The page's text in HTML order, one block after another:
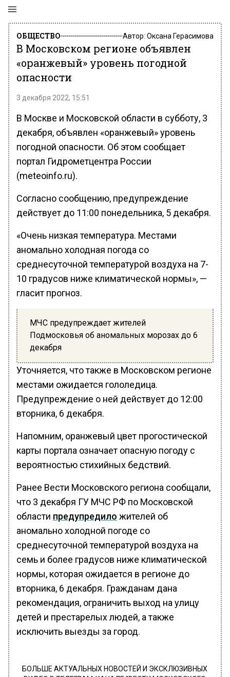
ОБЩЕСТВО Автор: Оксана Герасимова
В Московском регионе объявлен
«оранжевый» уровень погодной
опасности
3 декабря 2022, 15:51
В Москве и Московской области в субботу, 3
декабря, объявлен «оранжевый» уровень
погодной опасности. Об этом сообщает
портал Гидрометцентра России
(meteoinfo.ru).
Согласно сообщению, предупреждение
действует до 11:00 понедельника, 5 декабря.
«Очень низкая температура. Местами
аномально холодная погода со
среднесуточной температурой воздуха на 7-
10 градусов ниже климатической нормы», —
гласит прогноз.
МЧС предупреждает жителей
Подмосковья об аномальных морозах до 6
декабря
Уточняется, что также в Московском регионе
местами ожидается гололедица.
Предупреждение о ней действует до 12:00
вторника, 6 декабря.
Напомним, оранжевый цвет прогостической
карты портала означает опасную погоду с
вероятностью стихийных бедствий.
Ранее Вести Московского региона сообщали,
что 3 декабря ГУ МЧС РФ по Московской
области предупредило жителей об
аномально холодной погоде со
среднесуточной температурой воздуха на
семь и более градусов ниже климатической
нормы, которая ожидается в регионе до
вторника, 6 декабря. Гражданам дана
рекомендация, ограничить выход на улицу
детей и престарелых людей, а также
исключить выезды за город.
БОЛЬШЕ АКТУАЛЬНЫХ НОВОСТЕЙ И ЭКСКЛЮЗИВНЫХ